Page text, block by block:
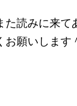
読みに来て
願いします